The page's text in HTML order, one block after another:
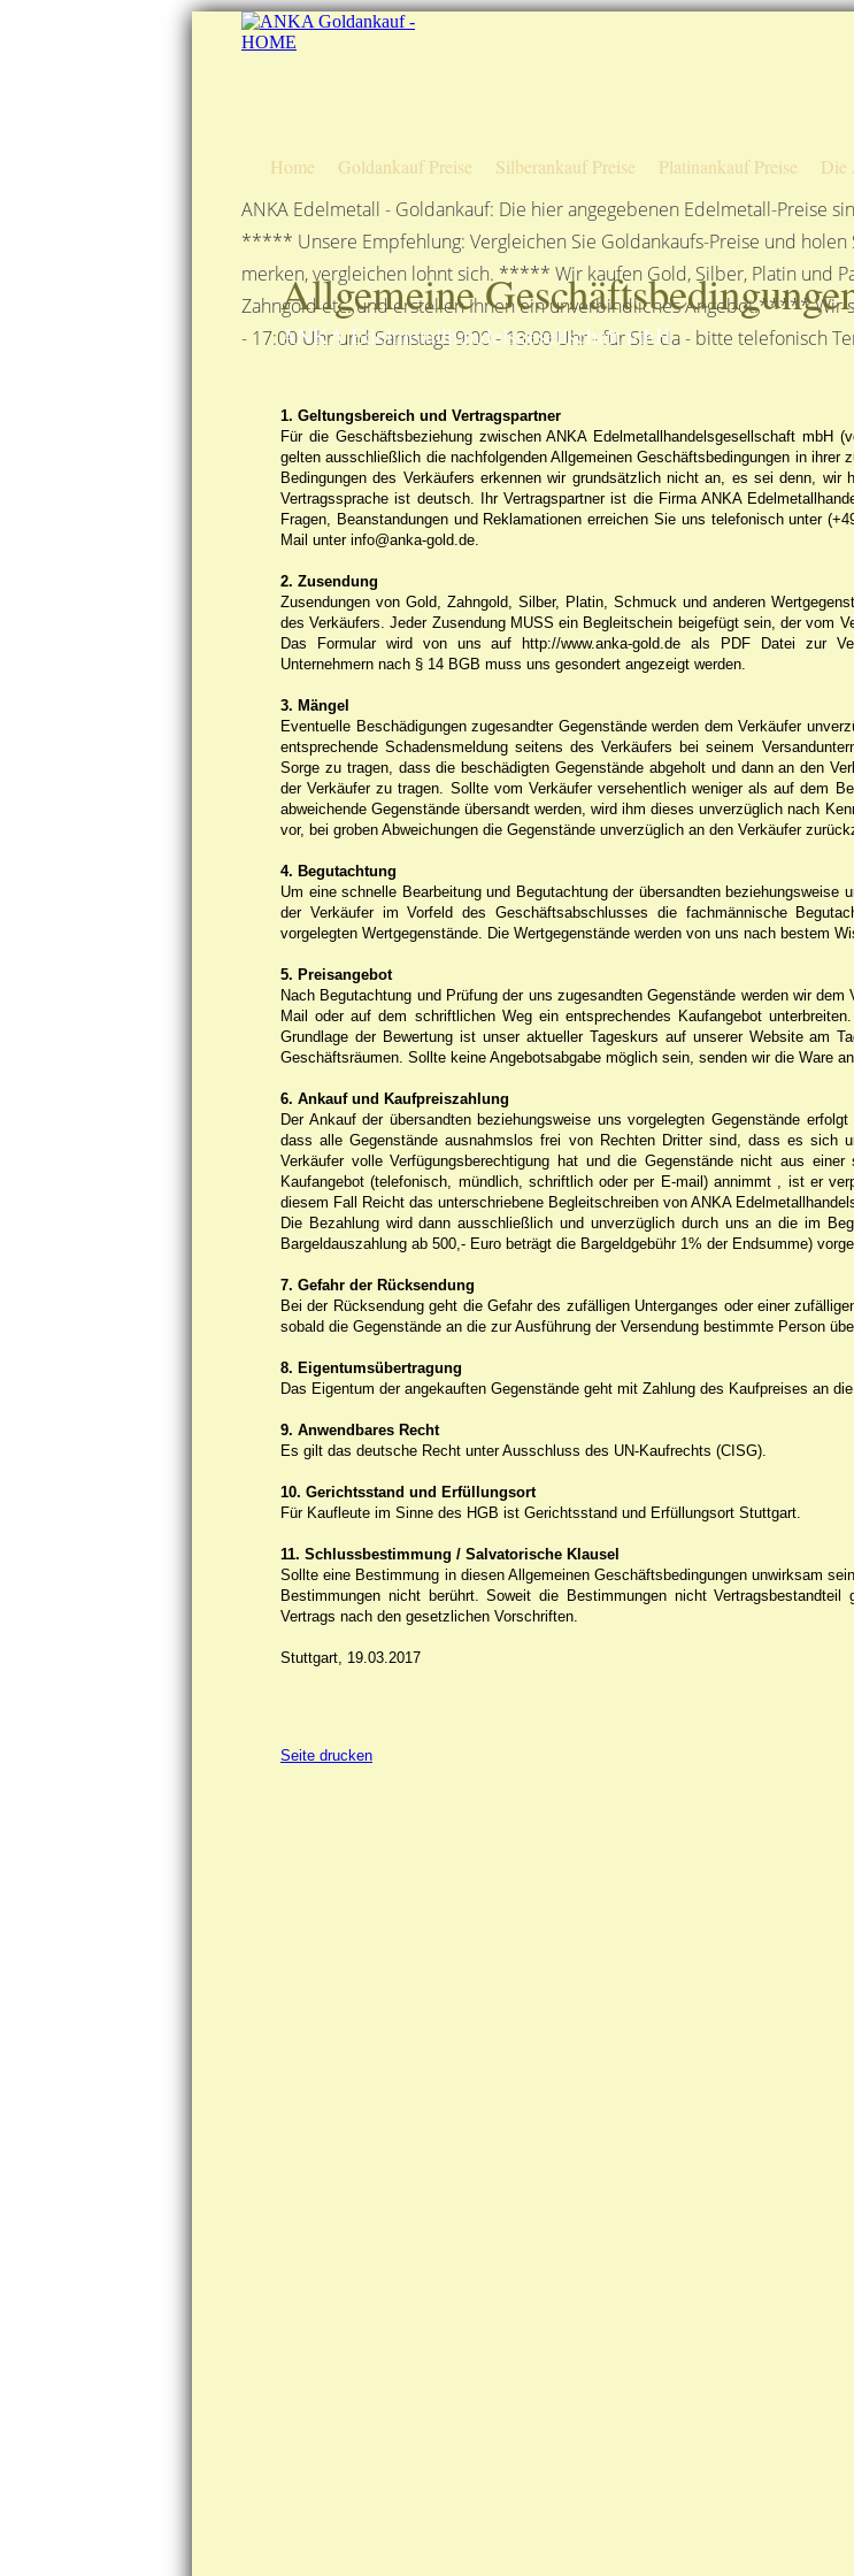
Home Goldankauf Preise Silberankauf Preise Platinankauf Preise Die
ANKA Edelmetall - Goldankauf: Die hier angegebenen Edelmetall-Preise
***** Unsere Empfehlung: Vergleichen Sie Goldankaufs-Preise und holen
merken, vergleichen lohnt sich. ***** Wir kaufen Gold, Silber, Platin und
Zahngold etc. und erstellen Ihnen ein unverbindliches Angebot.***** Wir
- 17:00 Uhr und Samstags 9:00 - 13:00 Uhr - für Sie da - bitte telefonisch
Allgemeine
ANKA Edelmetallhandelsgesellschaft mbH
1. Geltungsbereich und Vertragspartner
Für die Geschäftsbeziehung zwischen ANKA Edelmetallhandelsgesellschaft mbH
gelten ausschließlich die nachfolgenden Allgemeinen Geschäftsbedingungen in
Bedingungen des Verkäufers erkennen wir grundsätzlich nicht an, es sei denn,
Vertragssprache ist deutsch. Ihr Vertragspartner ist die Firma ANKA
Fragen, Beanstandungen und Reklamationen erreichen Sie uns telefonisch unter
Mail unter info@anka-gold.de.
2. Zusendung
Zusendungen von Gold, Zahngold, Silber, Platin, Schmuck und anderen
des Verkäufers. Jeder Zusendung MUSS ein Begleitschein beigefügt sein, der vom
Das Formular wird von uns auf http://www.anka-gold.de als PDF Datei zur
Unternehmern nach § 14 BGB muss uns gesondert angezeigt werden.
3. Mängel
Eventuelle Beschädigungen zugesandter Gegenstände werden dem Verkäufer
entsprechende Schadensmeldung seitens des Verkäufers bei seinem
Sorge zu tragen, dass die beschädigten Gegenstände abgeholt und dann an den
der Verkäufer zu tragen. Sollte vom Verkäufer versehentlich weniger als auf dem
abweichende Gegenstände übersandt werden, wird ihm dieses unverzüglich nach
vor, bei groben Abweichungen die Gegenstände unverzüglich an den Verkäufer
4. Begutachtung
Um eine schnelle Bearbeitung und Begutachtung der übersandten beziehungsweise
der Verkäufer im Vorfeld des Geschäftsabschlusses die fachmännische
vorgelegten Wertgegenstände. Die Wertgegenstände werden von uns nach bestem
5. Preisangebot
Nach Begutachtung und Prüfung der uns zugesandten Gegenstände werden wir
Mail oder auf dem schriftlichen Weg ein entsprechendes Kaufangebot
Grundlage der Bewertung ist unser aktueller Tageskurs auf unserer Website am
Geschäftsräumen. Sollte keine Angebotsabgabe möglich sein, senden wir die Ware
6. Ankauf und Kaufpreiszahlung
Der Ankauf der übersandten beziehungsweise uns vorgelegten Gegenstände
dass alle Gegenstände ausnahmslos frei von Rechten Dritter sind, dass es sich
Verkäufer volle Verfügungsberechtigung hat und die Gegenstände nicht aus
Kaufangebot (telefonisch, mündlich, schriftlich oder per E-mail) annimmt , ist er
diesem Fall Reicht das unterschriebene Begleitschreiben von ANKA
Die Bezahlung wird dann ausschließlich und unverzüglich durch uns an die im
Bargeldauszahlung ab 500,- Euro beträgt die Bargeldgebühr 1% der Endsumme)
7. Gefahr der Rücksendung
Bei der Rücksendung geht die Gefahr des zufälligen Unterganges oder einer
sobald die Gegenstände an die zur Ausführung der Versendung bestimmte Person
8. Eigentumsübertragung
Das Eigentum der angekauften Gegenstände geht mit Zahlung des Kaufpreises an
9. Anwendbares Recht
Es gilt das deutsche Recht unter Ausschluss des UN-Kaufrechts (CISG).
10. Gerichtsstand und Erfüllungsort
Für Kaufleute im Sinne des HGB ist Gerichtsstand und Erfüllungsort Stuttgart.
11. Schlussbestimmung / Salvatorische Klausel
Sollte eine Bestimmung in diesen Allgemeinen Geschäftsbedingungen unwirksam
Bestimmungen nicht berührt. Soweit die Bestimmungen nicht
Vertrags nach den gesetzlichen Vorschriften.
Stuttgart, 19.03.2017
Seite drucken